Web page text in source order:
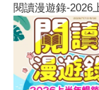
閱讀漫遊錄-2026